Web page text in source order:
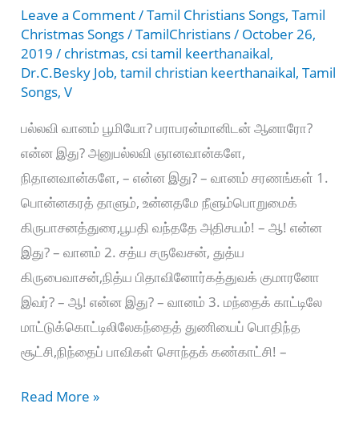
Leave a Comment/Tamil Christians Songs,Tamil
Christmas Songs/TamilChristians/ October 26,
2019/ christmas, csi tamil keerthanaikal,
Dr.C.Besky Job,tamil christian keerthanaikal,Tamil
Songs,V
பல்லவி வானம் பூமியோ? பராபரன்மானிடன் ஆனாரோ?
என்ன இது? அனுபல்லவி ஞானவான்களே,
நிதானவான்களே, – என்ன இது? – வானம் சரணங்கள் 1.
பொன்னகரத் தாளும், உன்னதமே நீளும்பொறுமைக்
கிருபாசனத்துரை,பூபதி வந்ததே அதிசயம்! – ஆ! என்ன
இது? – வானம் 2. சத்ய சருவேசன், துத்ய
கிருபைவாசன்,நித்ய பிதாவினோர்கத்துவக் குமாரனோ
இவர்? – ஆ! என்ன இது? – வானம் 3. மந்தைக் காட்டிலே
மாட்டுக்கொட்டிலிலேகந்தைத் துணியைப் பொதிந்த
சூட்சி,நிந்தைப் பாவிகள் சொந்தக் கண்காட்சி! –
Vaanam
Read More »